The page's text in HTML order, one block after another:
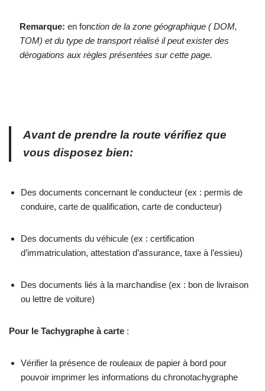
Remarque: en fonction de la zone géographique ( DOM,
TOM) et du type de transport réalisé il peut exister des
dérogations aux règles présentées sur cette page.
Avant de prendre la route vérifiez que
vous disposez bien:
Des documents concernant le conducteur (ex : permis de
conduire, carte de qualification, carte de conducteur)
Des documents du véhicule (ex : certification
d’immatriculation, attestation d’assurance, taxe à l’essieu)
Des documents liés à la marchandise (ex : bon de livraison
ou lettre de voiture)
Pour le Tachygraphe à carte :
Vérifier la présence de rouleaux de papier à bord pour
pouvoir imprimer les informations du chronotachygraphe